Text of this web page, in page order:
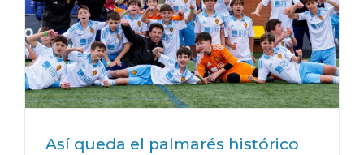
Así queda el palmarés histórico